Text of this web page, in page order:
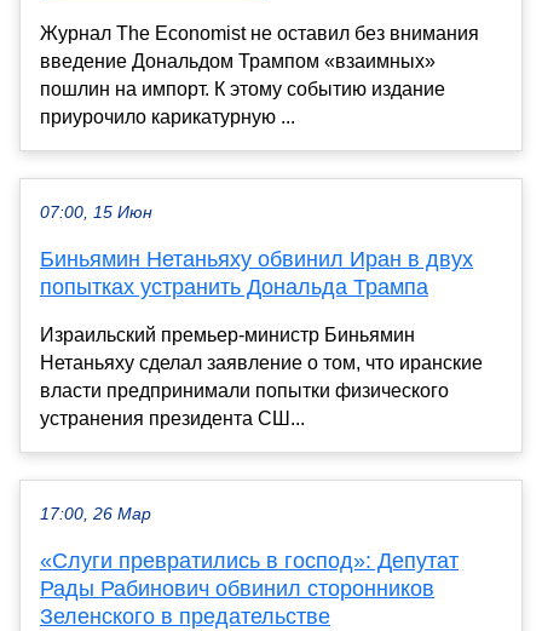
Журнал The Economist не оставил без внимания
введение Дональдом Трампом «взаимных»
пошлин на импорт. К этому событию издание
приурочило карикатурную ...
07:00, 15 Июн
Биньямин Нетаньяху обвинил Иран в двух
попытках устранить Дональда Трампа
Израильский премьер-министр Биньямин
Нетаньяху сделал заявление о том, что иранские
власти предпринимали попытки физического
устранения президента СШ...
17:00, 26 Мар
«Слуги превратились в господ»: Депутат
Рады Рабинович обвинил сторонников
Зеленского в предательстве